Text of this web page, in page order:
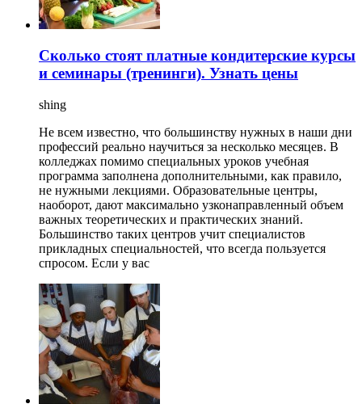
Сколько стоят платные кондитерские курсы
и семинары (тренинги). Узнать цены
shing
Не всем известно, что большинству нужных в наши дни
профессий реально научиться за несколько месяцев. В
колледжах помимо специальных уроков учебная
программа заполнена дополнительными, как правило,
не нужными лекциями. Образовательные центры,
наоборот, дают максимально узконаправленный объем
важных теоретических и практических знаний.
Большинство таких центров учит специалистов
прикладных специальностей, что всегда пользуется
спросом. Если у вас